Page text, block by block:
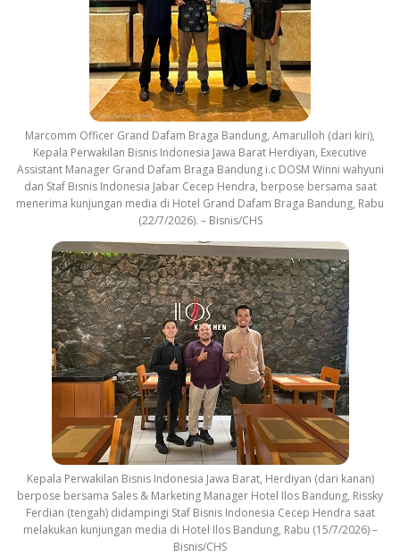
Marcomm Officer Grand Dafam Braga Bandung, Amarulloh (dari kiri),
Kepala Perwakilan Bisnis Indonesia Jawa Barat Herdiyan, Executive
Assistant Manager Grand Dafam Braga Bandung i.c DOSM Winni wahyuni
dan Staf Bisnis Indonesia Jabar Cecep Hendra, berpose bersama saat
menerima kunjungan media di Hotel Grand Dafam Braga Bandung, Rabu
(22/7/2026). – Bisnis/CHS
Kepala Perwakilan Bisnis Indonesia Jawa Barat, Herdiyan (dari kanan)
berpose bersama Sales & Marketing Manager Hotel Ilos Bandung, Rissky
Ferdian (tengah) didampingi Staf Bisnis Indonesia Cecep Hendra saat
melakukan kunjungan media di Hotel Ilos Bandung, Rabu (15/7/2026) –
Bisnis/CHS